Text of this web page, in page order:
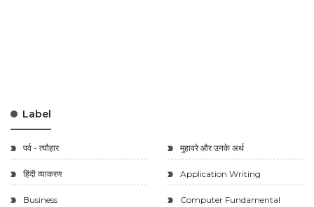
Label
पर्व - त्यौहार मुहावरे और उनके अर्थ
हिंदी व्याकरण Application Writing
Business Computer Fundamental